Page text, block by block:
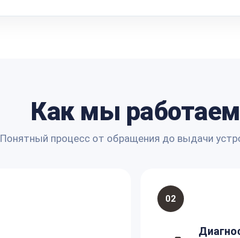
Как мы работаем
Понятный процесс от обращения до выдачи
02